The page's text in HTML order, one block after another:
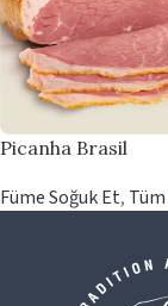
Picanha Brasil
Füme Soğuk Et,